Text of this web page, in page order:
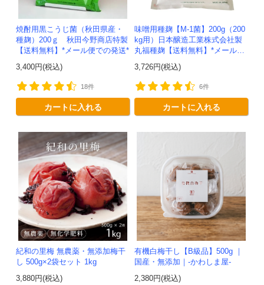
焼酎用黒こうじ菌（秋田県産・
種麹）200ｇ 秋田今野商店特製
【送料無料】*メール便での発送*
3,400円(税込)
18件
カートに入れる
味噌用種麹【M-1菌】200g（200
kg用）日本醸造工業株式会社製
丸福種麹【送料無料】*メール便
3,726円(税込)
6件
カートに入れる
紀和の里梅 無農薬・無添加梅干
し 500g×2袋セット 1kg
3,880円(税込)
有機白梅干し【B級品】500g ｜
国産・無添加｜-かわしま屋-
2,380円(税込)